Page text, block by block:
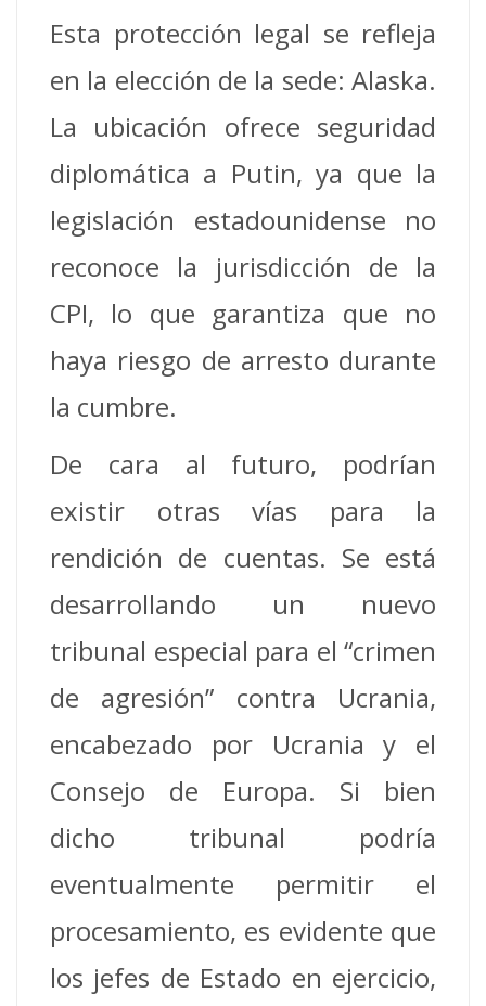
Esta protección legal se refleja
en la elección de la sede: Alaska.
La ubicación ofrece seguridad
diplomática a Putin, ya que la
legislación estadounidense no
reconoce la jurisdicción de la
CPI, lo que garantiza que no
haya riesgo de arresto durante
la cumbre.
De cara al futuro, podrían
existir otras vías para la
rendición de cuentas. Se está
desarrollando un nuevo
tribunal especial para el “crimen
de agresión” contra Ucrania,
encabezado por Ucrania y el
Consejo de Europa. Si bien
dicho tribunal podría
eventualmente permitir el
procesamiento, es evidente que
los jefes de Estado en ejercicio,